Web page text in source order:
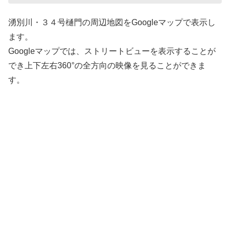
湧別川・３４号樋門の周辺地図をGoogleマップで表示し
ます。
Googleマップでは、ストリートビューを表示することが
でき上下左右360°の全方向の映像を見ることができま
す。